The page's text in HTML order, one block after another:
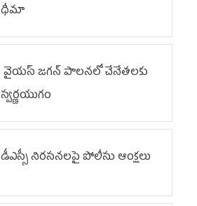
ధీమా
వైయ‌స్ జగన్ పాలనలో చేనేతలకు
స్వర్ణయుగం
డీఎస్సీ నిరసనలపై పోలీసు ఆంక్షలు